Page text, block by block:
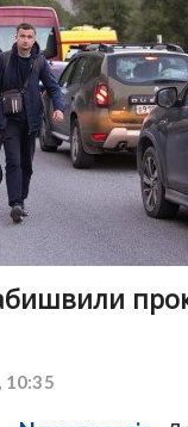
10:35